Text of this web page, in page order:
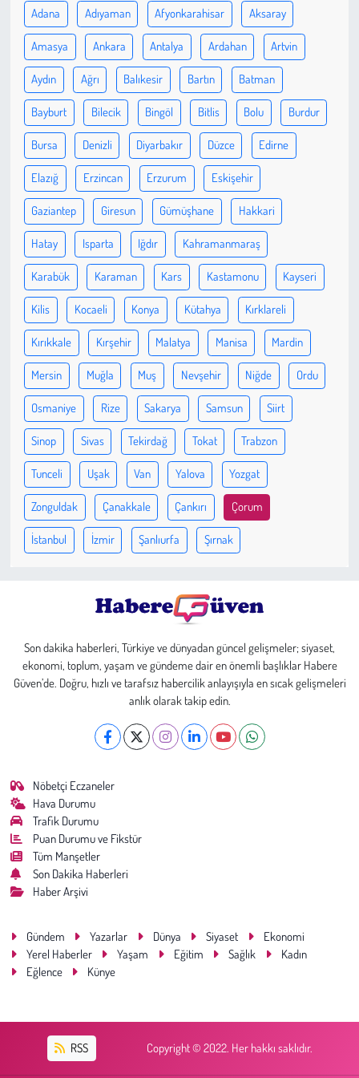
Adana Adıyaman Afyonkarahisar Aksaray
Amasya Ankara Antalya Ardahan Artvin
Aydın Ağrı Balıkesir Bartın Batman
Bayburt Bilecik Bingöl Bitlis Bolu Burdur
Bursa Denizli Diyarbakır Düzce Edirne
Elazığ Erzincan Erzurum Eskişehir
Gaziantep Giresun Gümüşhane Hakkari
Hatay Isparta Iğdır Kahramanmaraş
Karabük Karaman Kars Kastamonu Kayseri
Kilis Kocaeli Konya Kütahya Kırklareli
Kırıkkale Kırşehir Malatya Manisa Mardin
Mersin Muğla Muş Nevşehir Niğde Ordu
Osmaniye Rize Sakarya Samsun Siirt
Sinop Sivas Tekirdağ Tokat Trabzon
Tunceli Uşak Van Yalova Yozgat
Zonguldak Çanakkale Çankırı Çorum
İstanbul İzmir Şanlıurfa Şırnak
Son dakika haberleri, Türkiye ve dünyadan güncel gelişmeler; siyaset,
ekonomi, toplum, yaşam ve gündeme dair en önemli başlıklar Habere
Güven’de. Doğru, hızlı ve tarafsız habercilik anlayışıyla en sıcak gelişmeleri
anlık olarak takip edin.
Nöbetçi Eczaneler
Hava Durumu
Trafik Durumu
Puan Durumu ve Fikstür
Tüm Manşetler
Son Dakika Haberleri
Haber Arşivi
Gündem Yazarlar Dünya Siyaset
Ekonomi
Yerel Haberler
Yaşam Eğitim Sağlık
Kadın
Eğlence
Künye
RSS Copyright © 2022. Her hakkı saklıdır.
Çevre
Galeri
Günün İçinden
Vefat İlanları
Tarih
Hukuk
Tarım
Son Dakika
Kent
Eğlence